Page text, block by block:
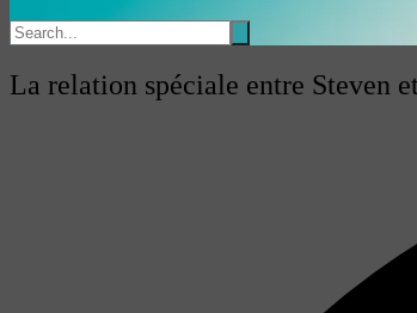
La relation spéciale entre Steven